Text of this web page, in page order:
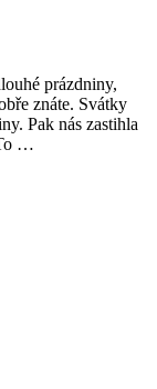
prázdniny,
znáte. Svátky
Pak nás zastihla
…